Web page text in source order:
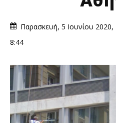
Παρασκευή, 5 Ιουνίου 2020,
8:44